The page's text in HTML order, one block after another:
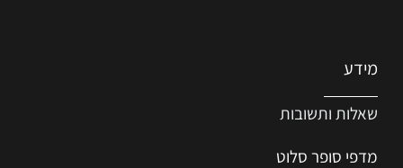
מידע
שאלות ותשובות
מדפי סופר סלוט